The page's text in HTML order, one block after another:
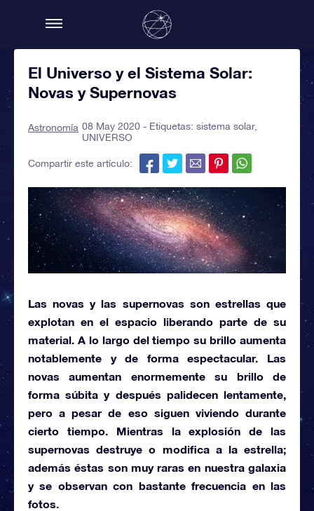
El Universo y el Sistema Solar:
Novas y Supernovas
Astronomía 08 May 2020 - Etiquetas: sistema solar,
UNIVERSO
Compartir este artículo:
Lasnovas y las supernovas son estrellas que
explotan en el espacio liberando parte de su
material. A lo largo del tiempo su brillo aumenta
notablemente y de forma espectacular. Las
novas aumentan enormemente su brillo de
forma súbita y después palidecen lentamente,
pero a pesar de eso siguen viviendo durante
cierto tiempo. Mientras la explosión de las
supernovas destruye o modifica a la estrella;
además éstas son muy raras en nuestra galaxia
y se observan con bastante frecuencia en las
fotos.